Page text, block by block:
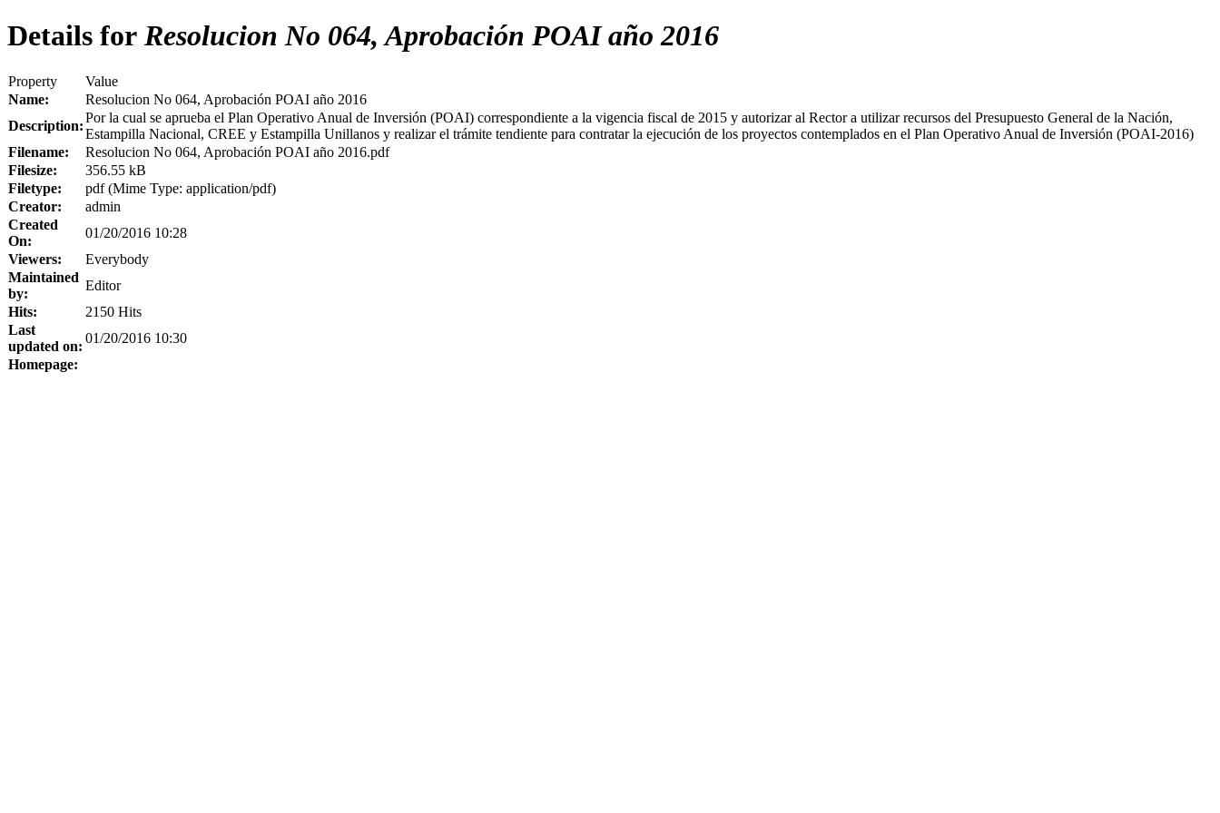
Details for Resolucion No 064, Aprobación POAI año 2016
Property
Value
Name:
Resolucion No 064, Aprobación POAI año 2016
Description:
Por la cual se aprueba el Plan Operativo Anual de Inversión (POAI) correspondiente a la vigencia fiscal de 2015 y autorizar al Rector a utilizar recursos del Presupuesto General de la Nación,
Estampilla Nacional, CREE y Estampilla Unillanos y realizar el trámite tendiente para contratar la ejecución de los proyectos contemplados en el Plan Operativo Anual de Inversión (POAI-2016)
Filename:
Resolucion No 064, Aprobación POAI año 2016.pdf
Filesize:
356.55 kB
Filetype:
pdf (Mime Type: application/pdf)
Creator:
admin
Created
On:
01/20/2016 10:28
Viewers:
Everybody
Maintained
by:
Editor
Hits:
2150 Hits
Last
updated on:
01/20/2016 10:30
Homepage: